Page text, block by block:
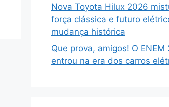
Nova Toyota Hilux 2026
força clássica e futuro
mudança histórica
Que prova, amigos! O ENEM
entrou na era dos carros